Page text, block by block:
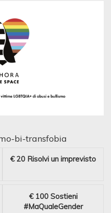
bi-transfobia
€ 20 Risolvi un imprevisto
€ 100 Sostieni
#MaQualeGender